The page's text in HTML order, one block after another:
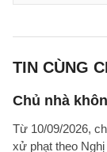
TIN CÙNG
Chủ nhà
Từ 10/09/2026,
xử phạt theo